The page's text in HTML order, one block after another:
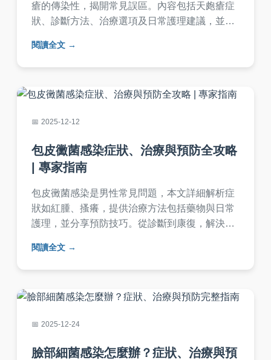
瘡的傳染性，揭開常見誤區。內容包括天皰瘡症
狀、診斷方法、治療選項及日常護理建議，並提
病，消除不必要的恐懼。
閱讀全文
2025-12-12
包皮黴菌感染症狀、治療與預防全攻略
| 專家指南
包皮黴菌感染是男性常見問題，本文詳細解析症
狀如紅腫、搔癢，提供治療方法包括藥物與日常
護理，並分享預防技巧。從診斷到康復，解決所
驗，實用性強，避免復發。
閱讀全文
2025-12-24
臉部細菌感染怎麼辦？症狀、治療與預